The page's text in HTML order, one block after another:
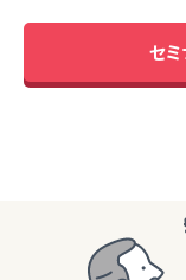
セ